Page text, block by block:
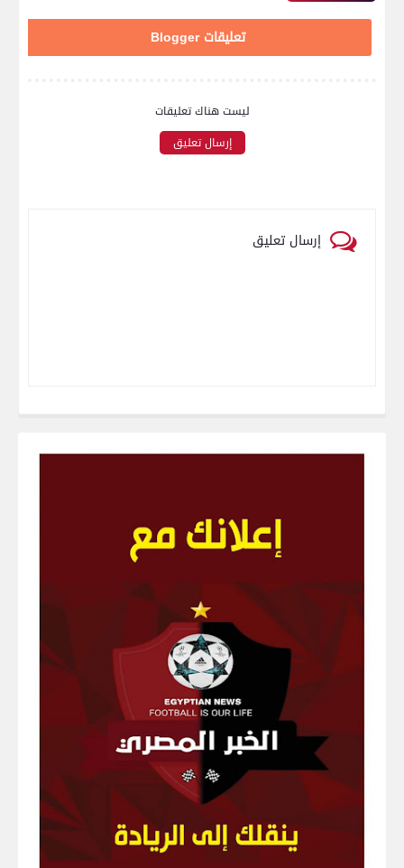
تعليقات Blogger
ليست هناك تعليقات
إرسال تعليق
إرسال تعليق